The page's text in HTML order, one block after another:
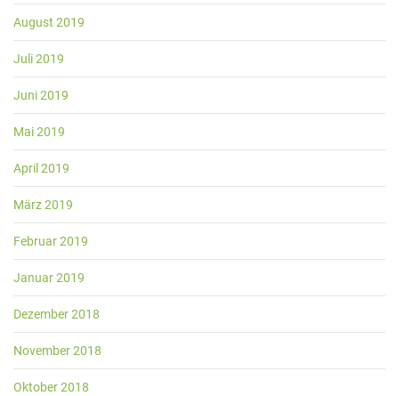
August 2019
Juli 2019
Juni 2019
Mai 2019
April 2019
März 2019
Februar 2019
Januar 2019
Dezember 2018
November 2018
Oktober 2018